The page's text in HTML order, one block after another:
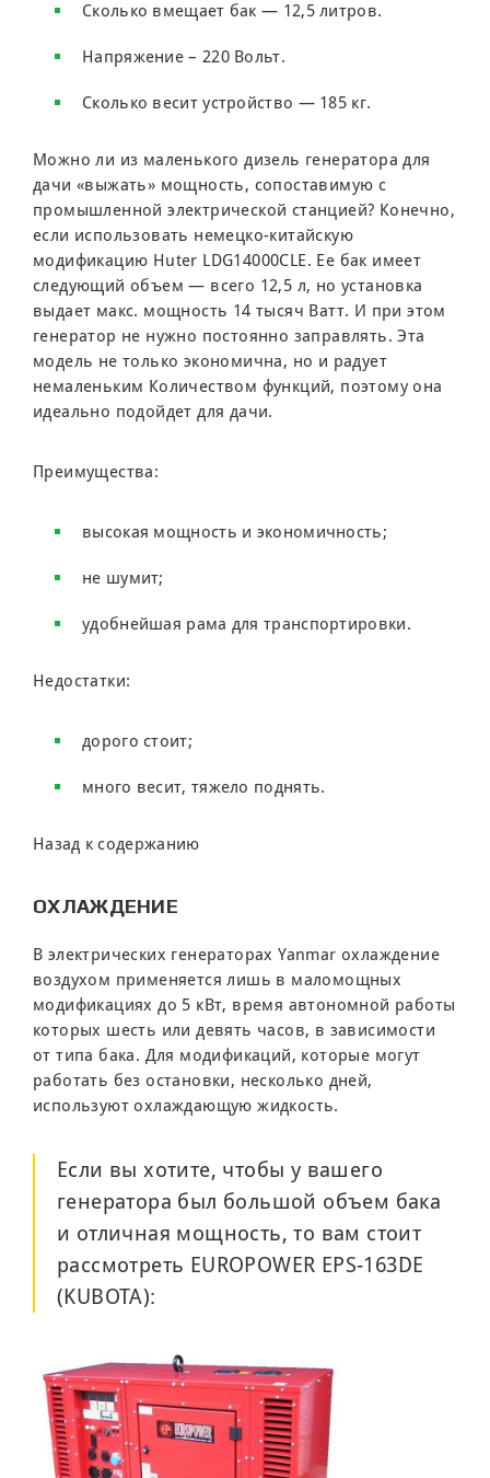
Сколько вмещает бак — 12,5 литров.
Напряжение – 220 Вольт.
Сколько весит устройство — 185 кг.
Можно ли из маленького дизель генератора для
дачи «выжать» мощность, сопоставимую с
промышленной электрической станцией? Конечно,
если использовать немецко-китайскую
модификацию Huter LDG14000CLE. Ее бак имеет
следующий объем — всего 12,5 л, но установка
выдает макс. мощность 14 тысяч Ватт. И при этом
генератор не нужно постоянно заправлять. Эта
модель не только экономична, но и радует
немаленьким Количеством функций, поэтому она
идеально подойдет для дачи.
Преимущества:
высокая мощность и экономичность;
не шумит;
удобнейшая рама для транспортировки.
Недостатки:
дорого стоит;
много весит, тяжело поднять.
Назад к содержанию
ОХЛАЖДЕНИЕ
В электрических генераторах Yanmar охлаждение
воздухом применяется лишь в маломощных
модификациях до 5 кВт, время автономной работы
которых шесть или девять часов, в зависимости
от типа бака. Для модификаций, которые могут
работать без остановки, несколько дней,
используют охлаждающую жидкость.
Если вы хотите, чтобы у вашего
генератора был большой объем бака
и отличная мощность, то вам стоит
рассмотреть EUROPOWER EPS-163DE
(KUBOTA):